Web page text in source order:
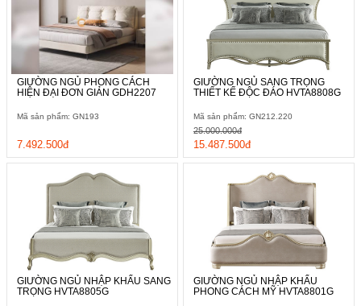
GIƯỜNG NGỦ PHONG CÁCH
HIỆN ĐẠI ĐƠN GIẢN GDH2207
Mã sản phẩm: GN193
7.492.500đ
GIƯỜNG NGỦ SANG TRỌNG
THIẾT KẾ ĐỘC ĐÁO HVTA8808G
Mã sản phẩm: GN212.220
15.487.500đ
25.000.000đ
GIƯỜNG NGỦ NHẬP KHẨU SANG
TRỌNG HVTA8805G
GIƯỜNG NGỦ NHẬP KHẨU
PHONG CÁCH MỸ HVTA8801G